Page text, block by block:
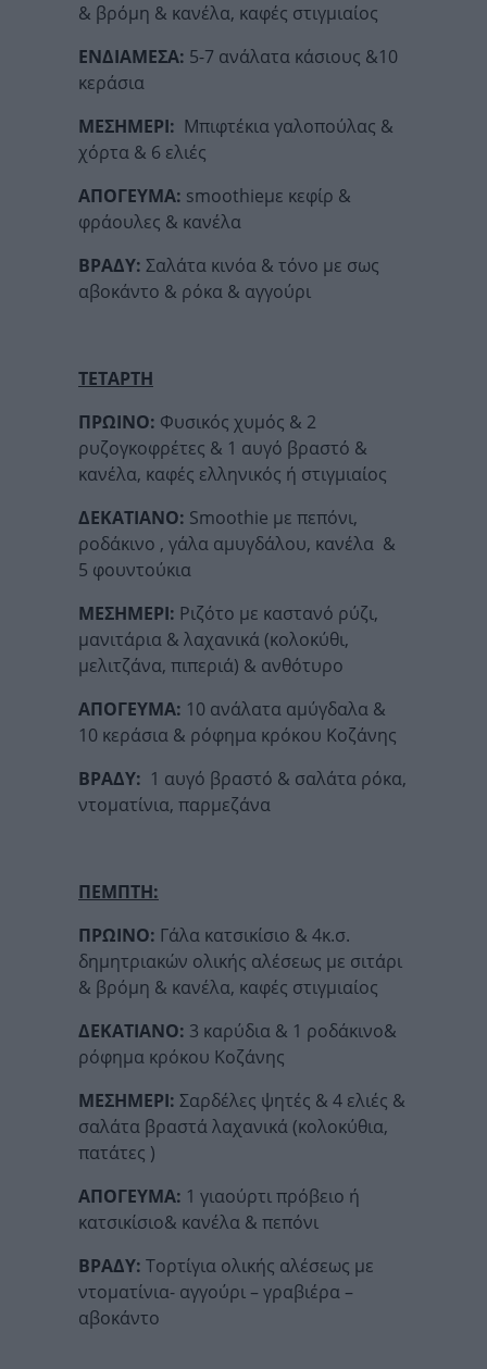
& βρόμη & κανέλα, καφές στιγμιαίος
ΕΝΔΙΑΜΕΣΑ: 5-7 ανάλατα κάσιους &10
κεράσια
ΜΕΣΗΜΕΡΙ: Μπιφτέκια γαλοπούλας &
χόρτα & 6 ελιές
ΑΠΟΓΕΥΜΑ: smoothieμε κεφίρ &
φράουλες & κανέλα
ΒΡΑΔΥ: Σαλάτα κινόα & τόνο με σως
αβοκάντο & ρόκα & αγγούρι
ΤΕΤΑΡΤΗ
ΠΡΩΙΝΟ: Φυσικός χυμός & 2
ρυζογκοφρέτες & 1 αυγό βραστό &
κανέλα, καφές ελληνικός ή στιγμιαίος
ΔΕΚΑΤΙΑΝΟ: Smoothie με πεπόνι,
ροδάκινο , γάλα αμυγδάλου, κανέλα &
5 φουντούκια
ΜΕΣΗΜΕΡΙ: Ριζότο με καστανό ρύζι,
μανιτάρια & λαχανικά (κολοκύθι,
μελιτζάνα, πιπεριά) & ανθότυρο
ΑΠΟΓΕΥΜΑ: 10 ανάλατα αμύγδαλα &
10 κεράσια & ρόφημα κρόκου Κοζάνης
ΒΡΑΔΥ: 1 αυγό βραστό & σαλάτα ρόκα,
ντοματίνια, παρμεζάνα
ΠΕΜΠΤΗ:
ΠΡΩΙΝΟ: Γάλα κατσικίσιο & 4κ.σ.
δημητριακών ολικής αλέσεως με σιτάρι
& βρόμη & κανέλα, καφές στιγμιαίος
ΔΕΚΑΤΙΑΝΟ: 3 καρύδια & 1 ροδάκινο&
ρόφημα κρόκου Κοζάνης
ΜΕΣΗΜΕΡΙ: Σαρδέλες ψητές & 4 ελιές &
σαλάτα βραστά λαχανικά (κολοκύθια,
πατάτες )
ΑΠΟΓΕΥΜΑ: 1 γιαούρτι πρόβειο ή
κατσικίσιο& κανέλα & πεπόνι
ΒΡΑΔΥ: Τορτίγια ολικής αλέσεως με
ντοματίνια- αγγούρι – γραβιέρα –
αβοκάντο